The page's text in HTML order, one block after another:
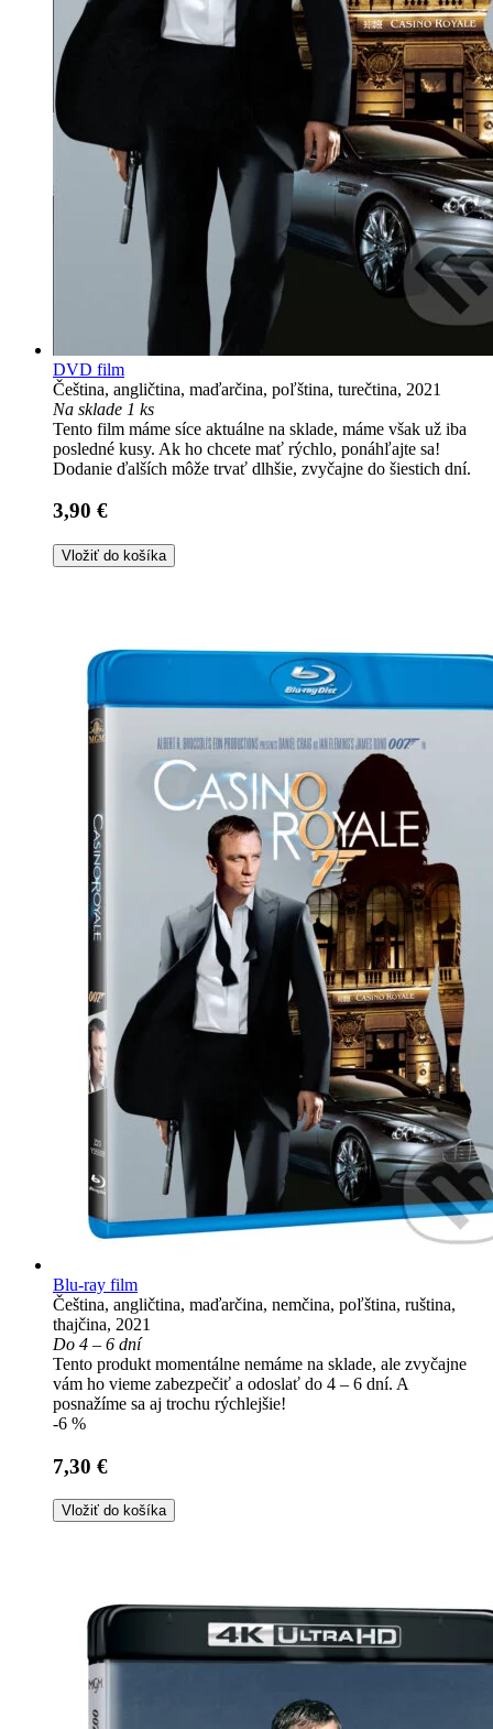
DVD film
Čeština, angličtina, maďarčina, poľština, turečtina, 2021
Na sklade 1 ks
Tento film máme síce aktuálne na sklade, máme však už iba
posledné kusy. Ak ho chcete mať rýchlo, ponáhľajte sa!
Dodanie ďalších môže trvať dlhšie, zvyčajne do šiestich dní.
3,90 €
Vložiť do košíka
Blu-ray film
Čeština, angličtina, maďarčina, nemčina, poľština, ruština,
thajčina, 2021
Do 4 – 6 dní
Tento produkt momentálne nemáme na sklade, ale zvyčajne
vám ho vieme zabezpečiť a odoslať do 4 – 6 dní. A
posnažíme sa aj trochu rýchlejšie!
-6 %
7,30 €
Vložiť do košíka